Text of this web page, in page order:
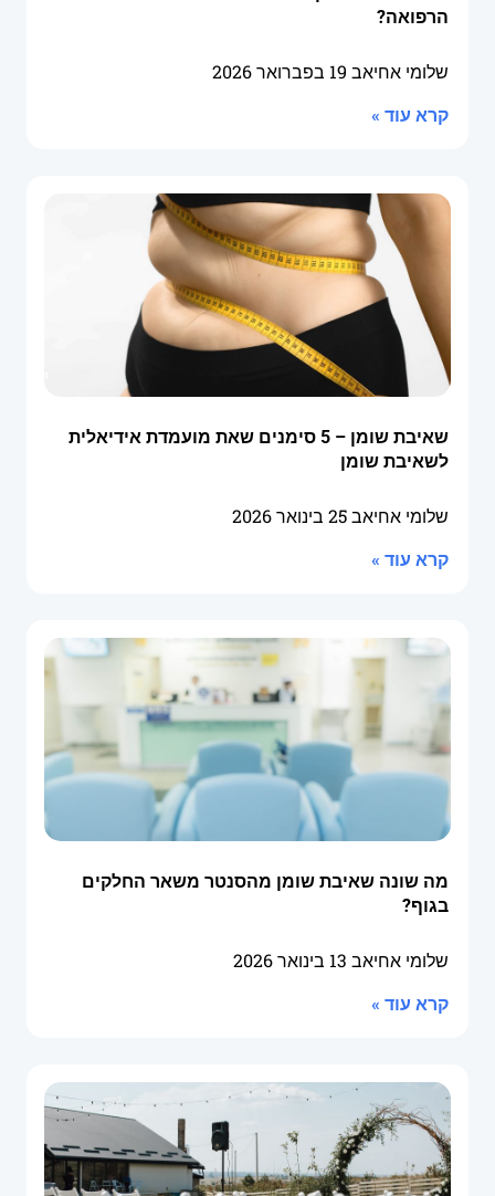
הרפואה?
שלומי אחיאב 19 בפברואר 2026
קרא עוד »
שאיבת שומן – 5 סימנים שאת מועמדת אידיאלית
לשאיבת שומן
שלומי אחיאב25 בינואר 2026
קרא עוד »
מה שונה שאיבת שומן מהסנטר משאר החלקים
בגוף?
שלומי אחיאב 13 בינואר 2026
קרא עוד »